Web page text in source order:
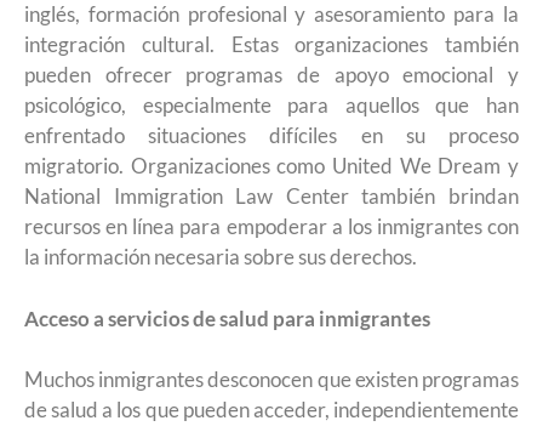
inglés, formación profesional y asesoramiento para la
integración cultural. Estas organizaciones también
pueden ofrecer programas de apoyo emocional y
psicológico, especialmente para aquellos que han
enfrentado situaciones difíciles en su proceso
migratorio. Organizaciones como United We Dream y
National Immigration Law Center también brindan
recursos en línea para empoderar a los inmigrantes con
la información necesaria sobre sus derechos.
Acceso a servicios de salud para inmigrantes
Muchos inmigrantes desconocen que existen programas
de salud a los que pueden acceder, independientemente